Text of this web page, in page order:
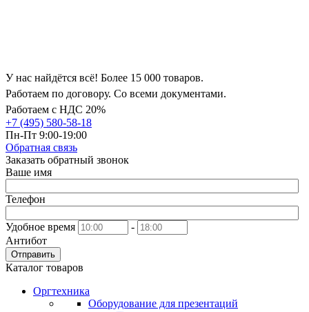
У нас найдётся всё! Более 15 000 товаров.
Работаем по договору. Со всеми документами.
Работаем с НДС 20%
+7 (495) 580-58-18
Пн-Пт 9:00-19:00
Обратная связь
Заказать обратный звонок
Ваше имя
Телефон
Удобное время
-
Антибот
Отправить
Каталог товаров
Оргтехника
Оборудование для презентаций